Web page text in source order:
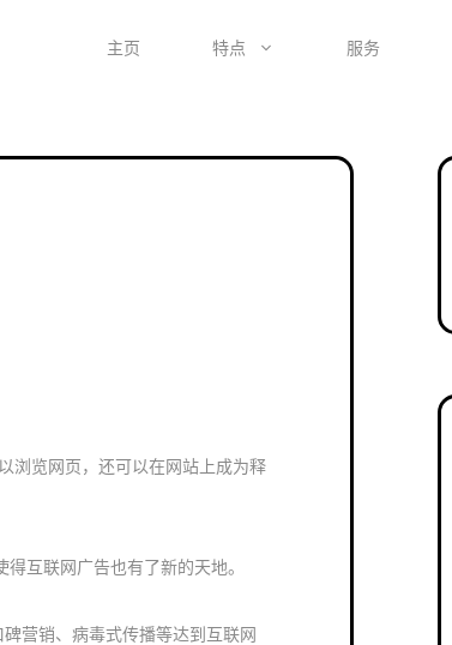
主页 特点 服务
浏览网页，还可以在网站上成为释
互联网广告也有了新的天地。
营销、病毒式传播等达到互联网